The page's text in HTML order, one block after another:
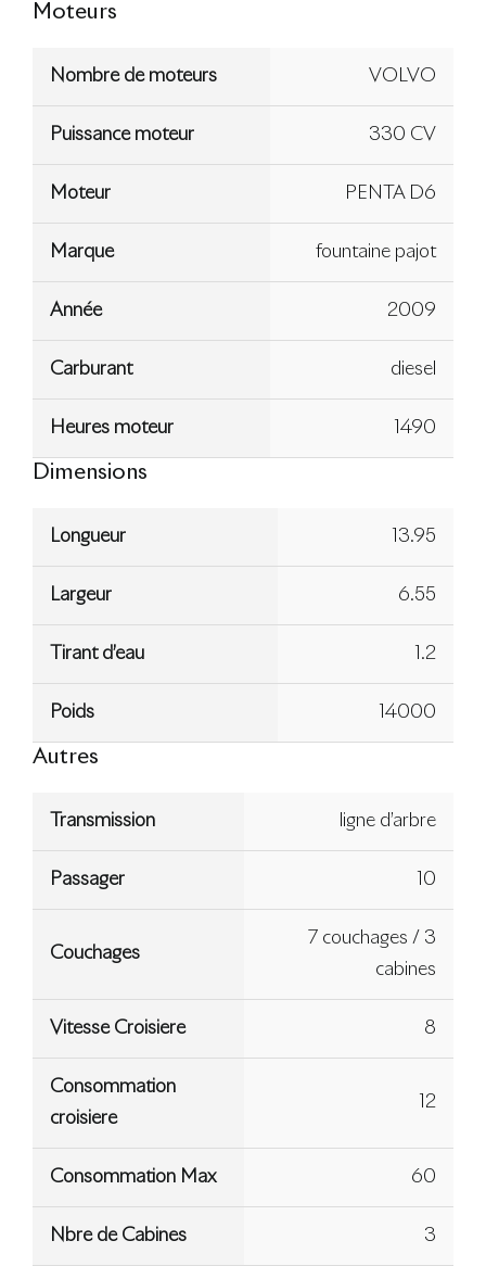
Moteurs
Nombre de moteurs VOLVO
Puissance moteur 330 CV
Moteur PENTA D6
Marque fountaine pajot
Année 2009
Carburant diesel
Heures moteur 1490
Dimensions
Longueur 13.95
Largeur 6.55
Tirant d’eau 1.2
Poids 14000
Autres
Transmission ligne d’arbre
Passager 10
Couchages
7 couchages / 3
cabines
Vitesse Croisiere 8
Consommation
croisiere
12
Consommation Max 60
Nbre de Cabines 3